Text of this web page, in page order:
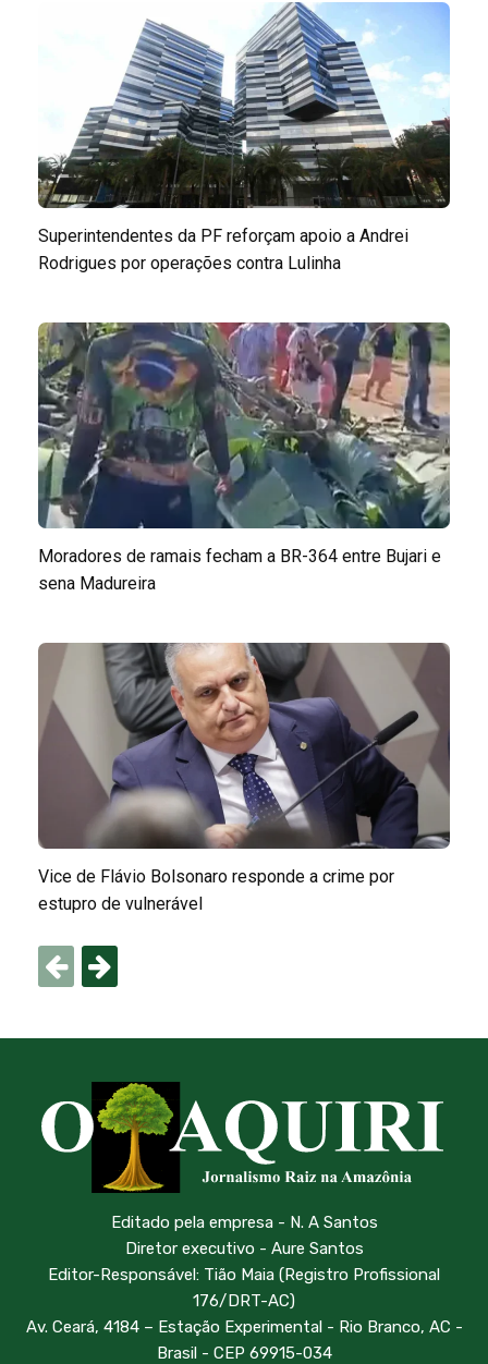
Superintendentes da PF reforçam apoio a Andrei
Rodrigues por operações contra Lulinha
Moradores de ramais fecham a BR-364 entre Bujari e
sena Madureira
Vice de Flávio Bolsonaro responde a crime por
estupro de vulnerável
Editado pela empresa - N. A Santos
Diretor executivo - Aure Santos
Editor-Responsável: Tião Maia (Registro Profissional
176/DRT-AC)
Av. Ceará, 4184 – Estação Experimental - Rio Branco, AC -
Brasil - CEP 69915-034